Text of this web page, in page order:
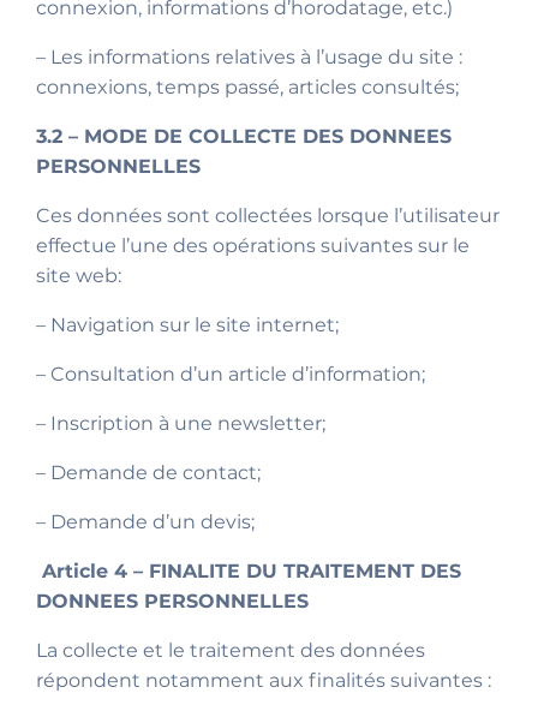
connexion, informations d’horodatage, etc.)
– Les informations relatives à l’usage du site :
connexions, temps passé, articles consultés;
3.2 – MODE DE COLLECTE DES DONNEES
PERSONNELLES
Ces données sont collectées lorsque l’utilisateur
effectue l’une des opérations suivantes sur le
site web:
– Navigation sur le site internet;
– Consultation d’un article d’information;
– Inscription à une newsletter;
– Demande de contact;
– Demande d’un devis;
Article 4 – FINALITE DU TRAITEMENT DES
DONNEES PERSONNELLES
La collecte et le traitement des données
répondent notamment aux finalités suivantes :